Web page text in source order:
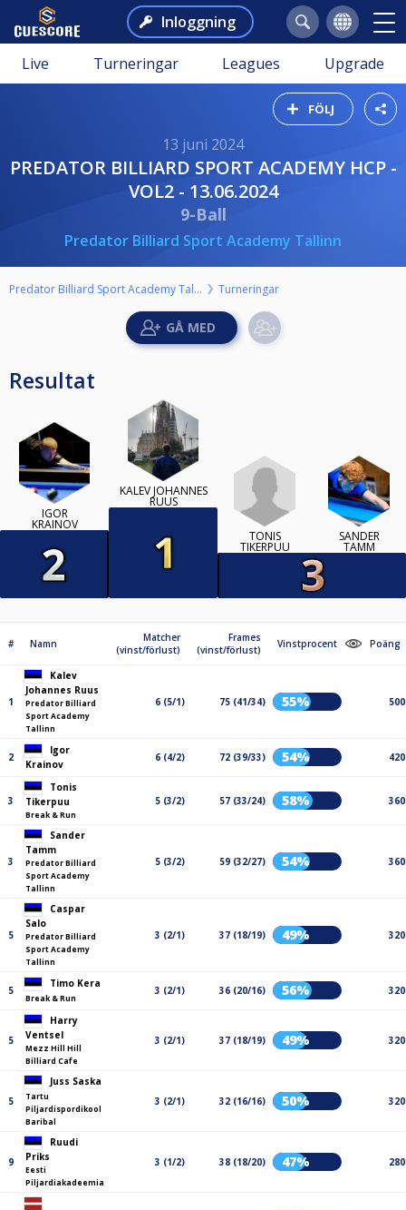
Inloggning
Live Turneringar Leagues Upgrade
FÖLJ
13 juni 2024
PREDATOR BILLIARD SPORT ACADEMY HCP -
VOL2 - 13.06.2024
9-Ball
Predator Billiard Sport Academy Tallinn
Predator Billiard Sport Academy Tallinn Turneringar
Resultat
IGOR
KRAINOV
KALEV JOHANNES
RUUS
TONIS
TIKERPUU
SANDER
TAMM
# Namn
Matcher
(vinst/förlust)
Frames
(vinst/förlust)
Vinstprocent Poäng
1
Kalev
Johannes Ruus
Predator Billiard
Sport Academy
Tallinn
6 (5/1) 75 (41/34) 55% 500
2
Igor
Krainov
6 (4/2) 72 (39/33) 54% 420
3
Tonis
Tikerpuu
Break & Run
5 (3/2) 57 (33/24) 58% 360
3
Sander
Tamm
Predator Billiard
Sport Academy
Tallinn
5 (3/2) 59 (32/27) 54% 360
5
Caspar
Salo
Predator Billiard
Sport Academy
Tallinn
3 (2/1) 37 (18/19) 49% 320
5
Timo Kera
Break & Run
3 (2/1) 36 (20/16) 56% 320
5
Harry
Ventsel
Mezz Hill Hill
Billiard Cafe
3 (2/1) 37 (18/19) 49% 320
5
Juss Saska
Tartu
Piljardispordikool
Baribal
3 (2/1) 32 (16/16) 50% 320
9
Ruudi
Priks
Eesti
Piljardiakadeemia
3 (1/2) 38 (18/20) 47% 280